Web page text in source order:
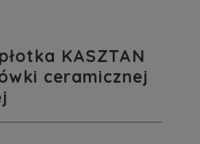
KASZTAN
ceramicznej